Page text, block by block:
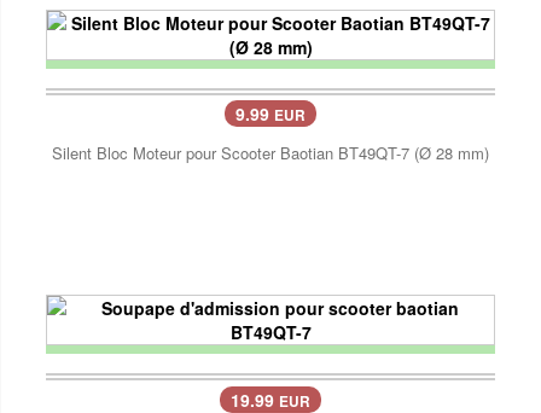
9.99 EUR
Silent Bloc Moteur pour Scooter Baotian BT49QT-7 (Ø 28 mm)
19.99 EUR